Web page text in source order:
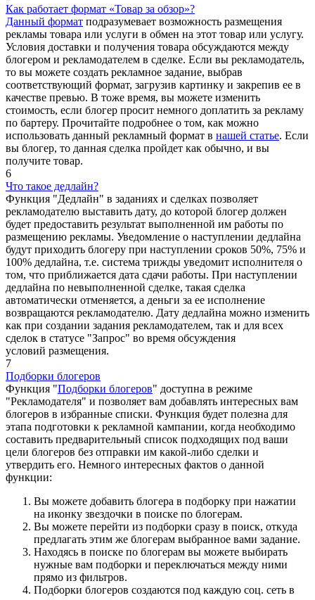
Как работает формат «Товар за обзор»?
Данный формат подразумевает возможность размещения
рекламы товара или услуги в обмен на этот товар или услугу.
Условия доставки и получения товара обсуждаются между
блогером и рекламодателем в сделке. Если вы рекламодатель,
то вы можете создать рекламное задание, выбрав
соответствующий формат, загрузив картинку и закрепив ее в
качестве превью. В тоже время, вы можете изменить
стоимость, если блогер просит немного доплатить за рекламу
по бартеру. Прочитайте подробнее о том, как можно
использовать данный рекламный формат в нашей статье. Если
вы блогер, то данная сделка пройдет как обычно, и вы
получите товар.
6
Что такое дедлайн?
Функция "Дедлайн" в заданиях и сделках позволяет
рекламодателю выставить дату, до которой блогер должен
будет предоставить результат выполненной им работы по
размещению рекламы. Уведомление о наступлении дедлайна
будут приходить блогеру при наступлении сроков 50%, 75% и
100% дедлайна, т.е. система трижды уведомит исполнителя о
том, что приближается дата сдачи работы. При наступлении
дедлайна по невыполненной сделке, такая сделка
автоматически отменяется, а деньги за ее исполнение
возвращаются рекламодателю. Дату дедлайна можно изменить
как при создании задания рекламодателем, так и для всех
сделок в статусе "Запрос" во время обсуждения
условий размещения.
7
Подборки блогеров
Функция "Подборки блогеров" доступна в режиме
"Рекламодателя" и позволяет вам добавлять интересных вам
блогеров в избранные списки. Функция будет полезна для
этапа подготовки к рекламной кампании, когда необходимо
составить предварительный список подходящих под ваши
цели блогеров без отправки им какой-либо сделки и
утвердить его. Немного интересных фактов о данной
функции:
Вы можете добавить блогера в подборку при нажатии
на иконку звездочки в поиске по блогерам.
Вы можете перейти из подборки сразу в поиск, откуда
предлагать этим же блогерам выбранное вами задание.
Находясь в поиске по блогерам вы можете выбирать
нужные вам подборки и переключаться между ними
прямо из фильтров.
Подборки блогеров создаются под каждую соц. сеть в